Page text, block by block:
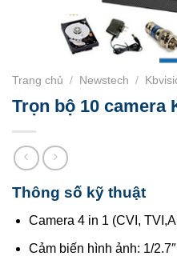
Trang chủ / Newstech /
Trọn bộ 10 camera
Thông số kỹ thuật
Camera 4 in 1 (CVI,
Cảm biến hình ảnh: 1/